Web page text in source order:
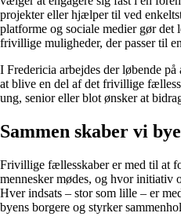
projekter eller hjælper til ved
platforme og sociale medier gør det
frivillige muligheder, der passer til
I Fredericia arbejdes der løbende
at blive en del af det frivillige
ung, senior eller blot ønsker at
Sammen skaber vi
Frivillige fællesskaber er med til at
mennesker mødes, og hvor initiativ
Hver indsats – stor som lille – er
byens borgere og styrker